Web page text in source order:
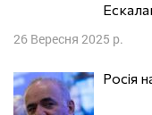
26 Вересня 2025 р.
Росія